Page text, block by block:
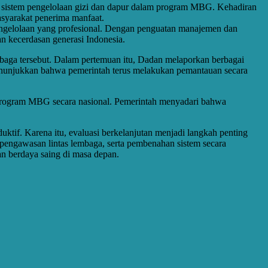
pengelolaan gizi dan dapur dalam program MBG. Kehadiran
penerima manfaat.
yang profesional. Dengan penguatan manajemen dan
kecerdasan generasi Indonesia.
tersebut. Dalam pertemuan itu, Dadan melaporkan berbagai
bahwa pemerintah terus melakukan pemantauan secara
MBG secara nasional. Pemerintah menyadari bahwa
Karena itu, evaluasi berkelanjutan menjadi langkah penting
lintas lembaga, serta pembenahan sistem secara
berdaya saing di masa depan.